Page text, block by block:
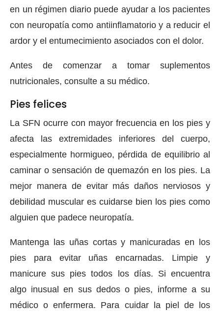
en un régimen diario puede ayudar a los pacientes
con neuropatía como antiinflamatorio y a reducir el
ardor y el entumecimiento asociados con el dolor.
Antes de comenzar a tomar suplementos
nutricionales, consulte a su médico.
Pies felices
La SFN ocurre con mayor frecuencia en los pies y
afecta las extremidades inferiores del cuerpo,
especialmente hormigueo, pérdida de equilibrio al
caminar o sensación de quemazón en los pies. La
mejor manera de evitar más daños nerviosos y
debilidad muscular es cuidarse bien los pies como
alguien que padece neuropatía.
Mantenga las uñas cortas y manicuradas en los
pies para evitar uñas encarnadas. Limpie y
manicure sus pies todos los días. Si encuentra
algo inusual en sus dedos o pies, informe a su
médico o enfermera. Para cuidar la piel de los